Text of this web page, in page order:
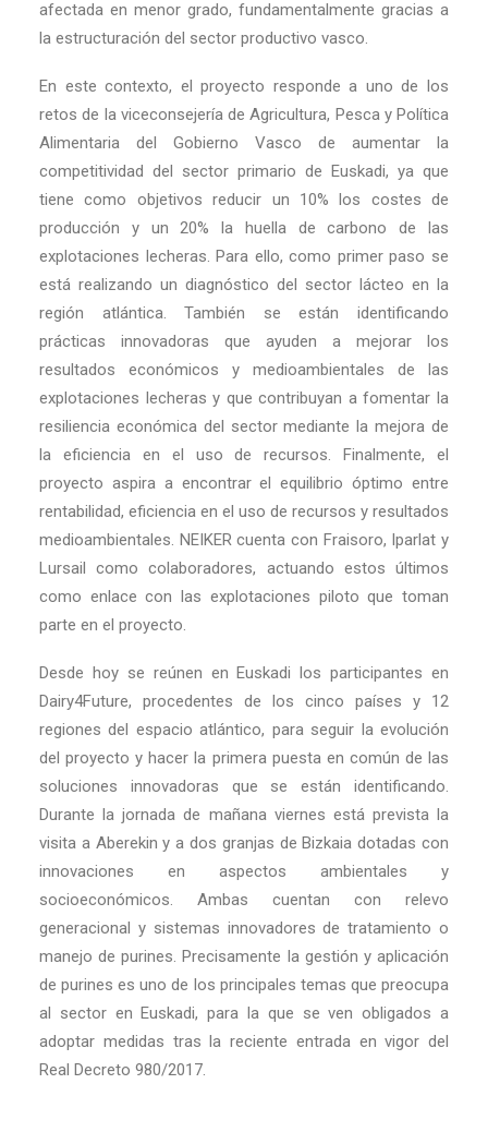
afectada en menor grado, fundamentalmente gracias a
la estructuración del sector productivo vasco.
En este contexto, el proyecto responde a uno de los
retos de la viceconsejería de Agricultura, Pesca y Política
Alimentaria del Gobierno Vasco de aumentar la
competitividad del sector primario de Euskadi, ya que
tiene como objetivos reducir un 10% los costes de
producción y un 20% la huella de carbono de las
explotaciones lecheras. Para ello, como primer paso se
está realizando un diagnóstico del sector lácteo en la
región atlántica. También se están identificando
prácticas innovadoras que ayuden a mejorar los
resultados económicos y medioambientales de las
explotaciones lecheras y que contribuyan a fomentar la
resiliencia económica del sector mediante la mejora de
la eficiencia en el uso de recursos. Finalmente, el
proyecto aspira a encontrar el equilibrio óptimo entre
rentabilidad, eficiencia en el uso de recursos y resultados
medioambientales. NEIKER cuenta con Fraisoro, Iparlat y
Lursail como colaboradores, actuando estos últimos
como enlace con las explotaciones piloto que toman
parte en el proyecto.
Desde hoy se reúnen en Euskadi los participantes en
Dairy4Future, procedentes de los cinco países y 12
regiones del espacio atlántico, para seguir la evolución
del proyecto y hacer la primera puesta en común de las
soluciones innovadoras que se están identificando.
Durante la jornada de mañana viernes está prevista la
visita a Aberekin y a dos granjas de Bizkaia dotadas con
innovaciones en aspectos ambientales y
socioeconómicos. Ambas cuentan con relevo
generacional y sistemas innovadores de tratamiento o
manejo de purines. Precisamente la gestión y aplicación
de purines es uno de los principales temas que preocupa
al sector en Euskadi, para la que se ven obligados a
adoptar medidas tras la reciente entrada en vigor del
Real Decreto 980/2017.